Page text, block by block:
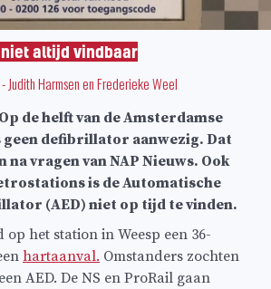
altijd vindbaar
-Judith HarmsenenFrederieke Weel
de helft van de Amsterdamse
defibrillator aanwezig. Dat
na vragen van NAP Nieuws. Ook
is de Automatische
(AED) niet op tijd te vinden.
op het station in Weesp een 36-
hartaanval. Omstanders zochten
AED. De NS en ProRail gaan